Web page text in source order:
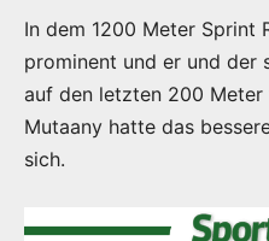
In dem 1200 Meter Sprint
prominent und er und der
auf den letzten 200 Meter
Mutaany hatte das
sich.